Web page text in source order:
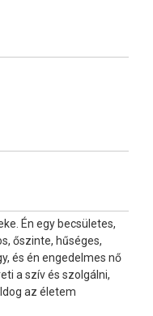
Én egy becsületes,
őszinte, hűséges,
és én engedelmes nő
a szív és szolgálni,
az életem